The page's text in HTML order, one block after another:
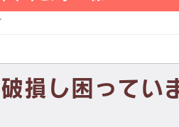
損し困ってい